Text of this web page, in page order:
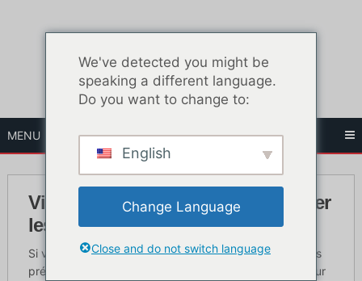
MENU
Vietnam Cupid Review - Rencontrer
les filles les plus sexy
Si vous visitez le Vietnam pour des vacances ou si vous
prévoyez d'y vivre pendant un certain temps, le meilleur
We've detected you might be
speaking a different language.
Do you want to change to:
English
Change Language
Close and do not switch language